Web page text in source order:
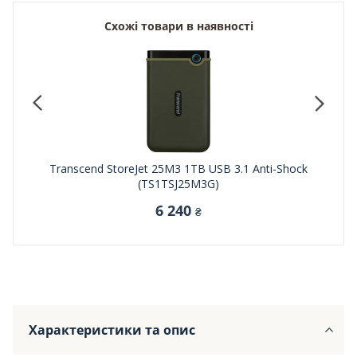
Схожі товари в наявності
Transcend StoreJet 25M3 1TB USB 3.1 Anti-Shock
(TS1TSJ25M3G)
6 240 ₴
Характеристики та опис